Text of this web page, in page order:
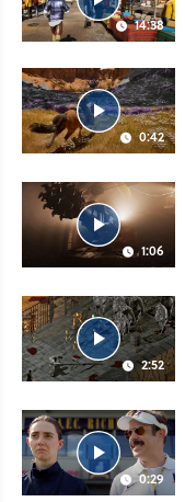
14:38
0:42
1:06
2:52
0:29